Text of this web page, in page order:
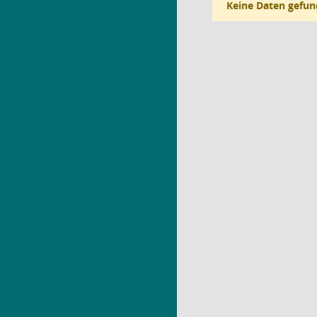
Keine Daten